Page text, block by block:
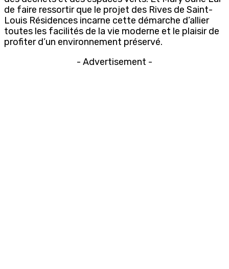
de faire ressortir que le projet des Rives de Saint-
Louis Résidences incarne cette démarche d’allier
toutes les facilités de la vie moderne et le plaisir de
profiter d’un environnement préservé.
- Advertisement -